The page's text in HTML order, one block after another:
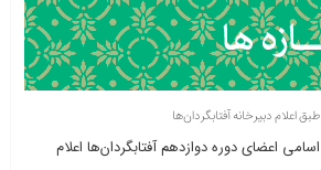
طبق اعلام دبیرخانه آفتابگردان‌ها
اسامی اعضای دوره دوازدهم آفتابگردان‌ها اعلام